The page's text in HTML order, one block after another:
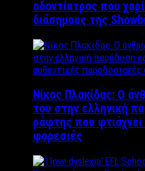
οδοντίατρος που
διάσημους της
Νίκος Πλακίδας: O
του στην ελληνική
ράφτης που
φορεσιές